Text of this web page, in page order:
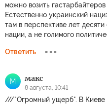
можно возить
Естественно украинский
там в перспективе лет
нации, а не голимого
Ответить
М макс
8 августа, 10:41
///"Огромный ущерб". В Киеве